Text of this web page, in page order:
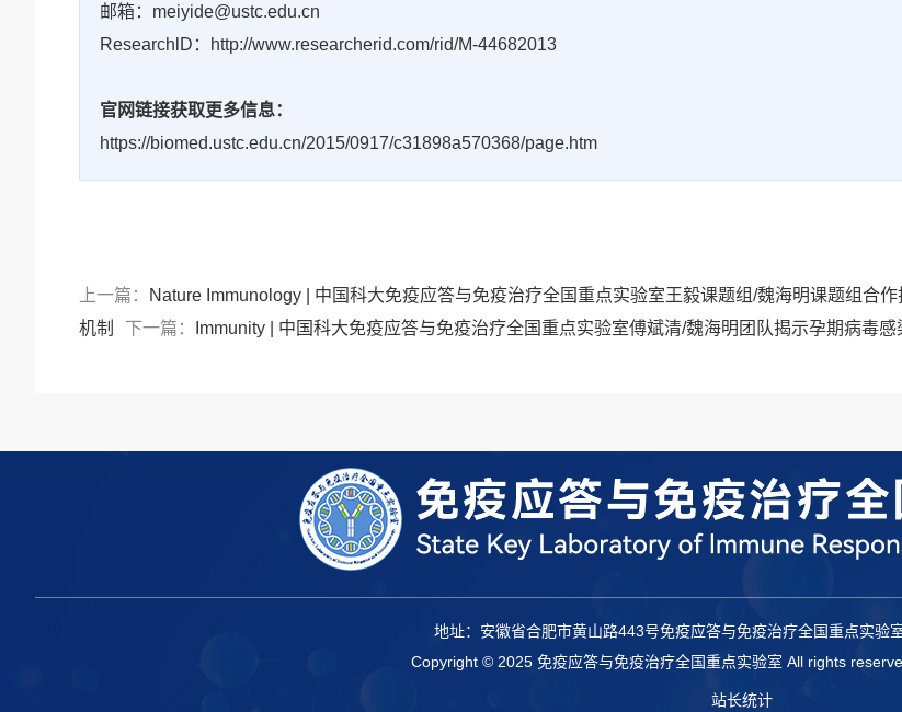
邮箱：meiyide@ustc.edu.cn
ResearchlD：http://www.researcherid.com/rid/M-44682013
官网链接获取更多信息：
https://biomed.ustc.edu.cn/2015/0917/c31898a570368/page.htm
上一篇：
Nature Immunology | 中国科大免疫应答与免疫治疗全国重点实验室王毅课题组/魏海明课题组合
机制
下一篇： Immunity | 中国科大免疫应答与免疫治疗全国重点实验室傅斌清/魏海明团队揭示孕期病毒
地址：安徽省合肥市黄山路443号免疫应答与免疫治疗全国重点实验
Copyright © 2025 免疫应答与免疫治疗全国重点实验室 All rights
站长统计